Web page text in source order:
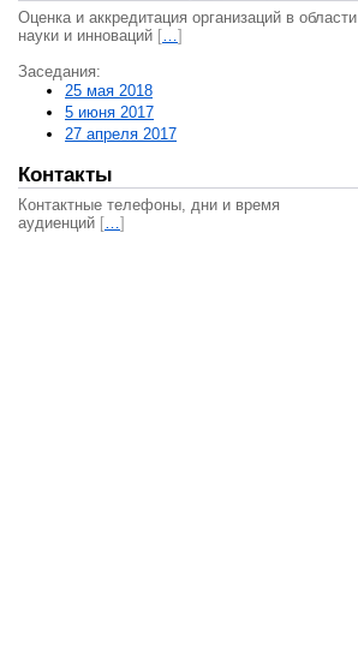
Оценка и аккредитация организаций в области
науки и инноваций […]
Заседания:
25 мая 2018
5 июня 2017
27 апреля 2017
Контакты
Контактные телефоны, дни и время
аудиенций […]